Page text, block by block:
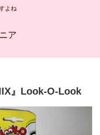
よね
ア
』Look-O-Look